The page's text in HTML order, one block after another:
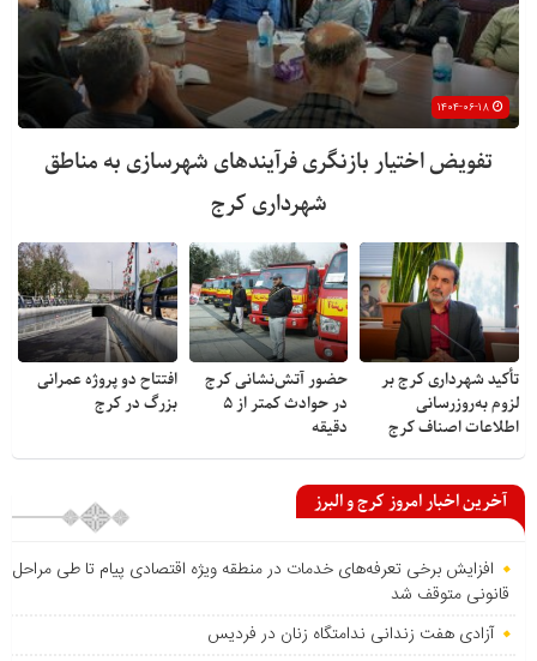
تفویض اختیار بازنگری فرآیندهای شهرسازی به مناطق
شهرداری کرج
تأکید شهرداری کرج بر
لزوم به‌روزرسانی
اطلاعات اصناف کرج
حضور آتش‌نشانی کرج
در حوادث کمتر از ۵
دقیقه
افتتاح دو پروژه عمرانی
بزرگ در کرج
آخرین اخبار امروز کرج و البرز
افزایش برخی تعرفه‌های خدمات در منطقه ویژه اقتصادی پیام تا طی مراحل
قانونی متوقف شد
آزادی هفت زندانی ندامتگاه زنان در فردیس